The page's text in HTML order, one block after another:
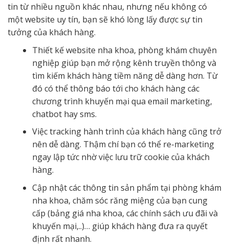
tin từ nhiều nguồn khác nhau, nhưng nếu không có
một website uy tín, bạn sẽ khó lòng lấy được sự tin
tưởng của khách hàng.
Thiết kế website nha khoa, phòng khám chuyên
nghiệp giúp bạn mở rộng kênh truyền thông và
tìm kiếm khách hàng tiềm năng dễ dàng hơn. Từ
đó có thể thông báo tới cho khách hàng các
chương trình khuyến mại qua email marketing,
chatbot hay sms.
Việc tracking hành trình của khách hàng cũng trở
nên dễ dàng. Thậm chí bạn có thể re-marketing
ngay lập tức nhờ việc lưu trữ cookie của khách
hàng.
Cập nhật các thông tin sản phẩm tại phòng khám
nha khoa, chăm sóc răng miệng của bạn cung
cấp (bảng giá nha khoa, các chính sách ưu đãi và
khuyến mại,..)… giúp khách hàng đưa ra quyết
định rất nhanh.